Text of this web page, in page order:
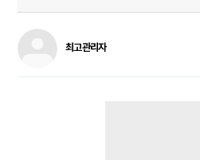
최고관리자